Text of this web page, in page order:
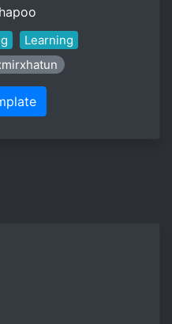
Learning